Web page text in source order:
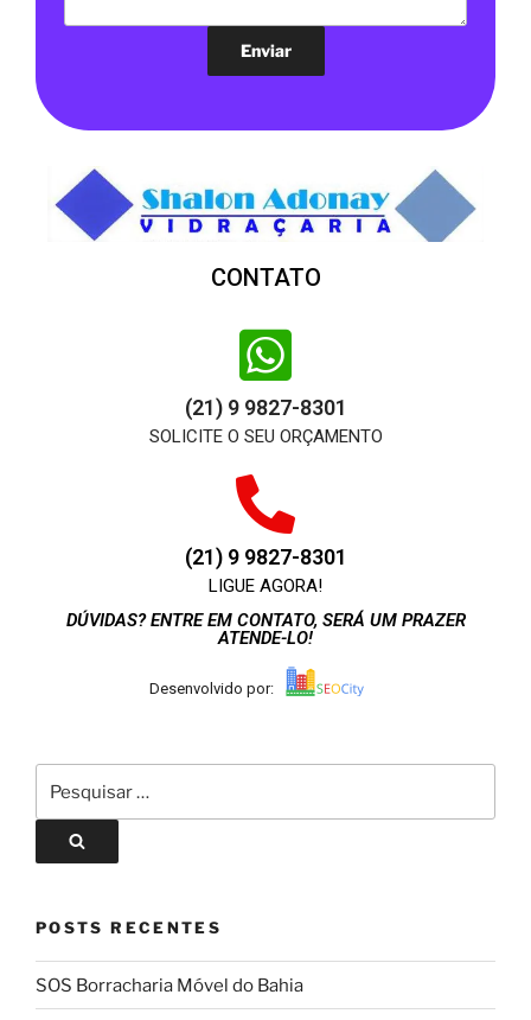
CONTATO
(21) 9 9827-8301
SOLICITE O SEU ORÇAMENTO
(21) 9 9827-8301
LIGUE AGORA!
DÚVIDAS? ENTRE EM CONTATO, SERÁ UM PRAZER
ATENDE-LO!
Desenvolvido por:
POSTS RECENTES
SOS Borracharia Móvel do Bahia